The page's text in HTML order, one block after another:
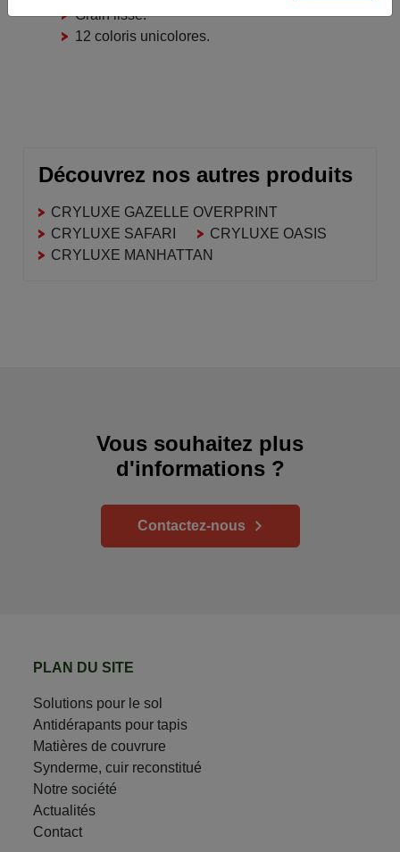
Grain lisse.
12 coloris unicolores.
Découvrez nos autres produits
CRYLUXE GAZELLE OVERPRINT
CRYLUXE SAFARI
CRYLUXE OASIS
CRYLUXE MANHATTAN
Vous souhaitez plus
d'informations ?
Contactez-nous
PLAN DU SITE
Solutions pour le sol
Antidérapants pour tapis
Matières de couvrure
Synderme, cuir reconstitué
Notre société
Actualités
Contact